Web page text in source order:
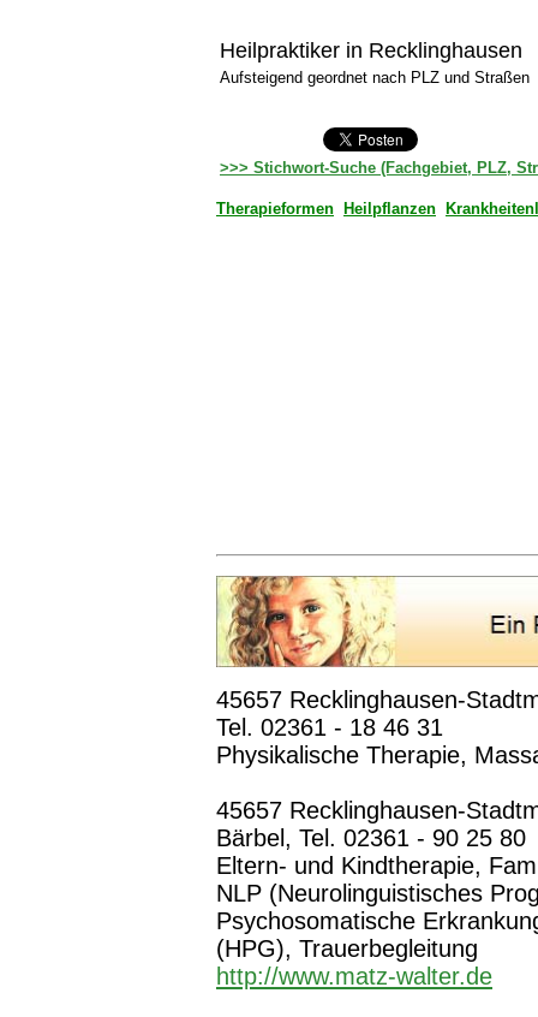
Heilpraktiker in Recklinghausen
Aufsteigend geordnet nach PLZ und Straßen
>>> Stichwort-Suche (Fachgebiet, PLZ,
Therapieformen Heilpflanzen
45657 Recklinghausen-
Tel. 02361 - 18 46 31
Physikalische Therapie,
45657 Recklinghausen-
Bärbel, Tel. 02361 - 90 25 80
Eltern- und Kindtherapie,
NLP (Neurolinguistisches
Psychosomatische
(HPG), Trauerbegleitung
http://www.matz-walter.de